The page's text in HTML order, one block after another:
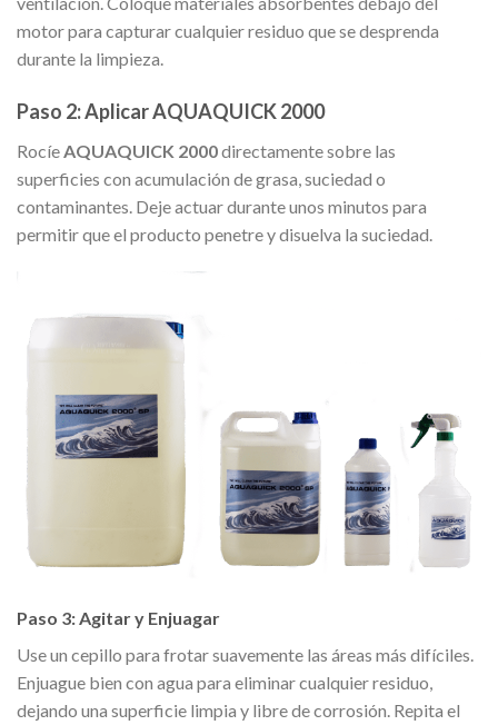
motor para capturar cualquier residuo que se desprenda
durante la limpieza.
Paso 2: Aplicar AQUAQUICK 2000
Rocíe AQUAQUICK 2000directamente sobre las
superficies con acumulación de grasa, suciedad o
contaminantes. Deje actuar durante unos minutos para
permitir que el producto penetre y disuelva la suciedad.
Paso 3: Agitar y Enjuagar
Use un cepillo para frotar suavemente las áreas más difíciles.
Enjuague bien con agua para eliminar cualquier residuo,
dejando una superficie limpia y libre de corrosión. Repita el